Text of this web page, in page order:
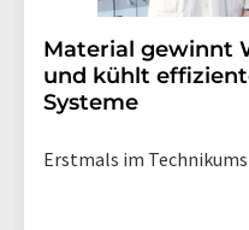
Material gewinnt
und kühlt
Systeme
Erstmals im